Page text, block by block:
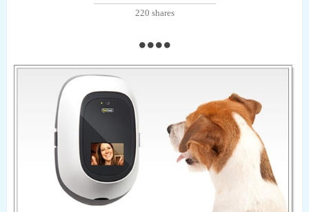
220 shares